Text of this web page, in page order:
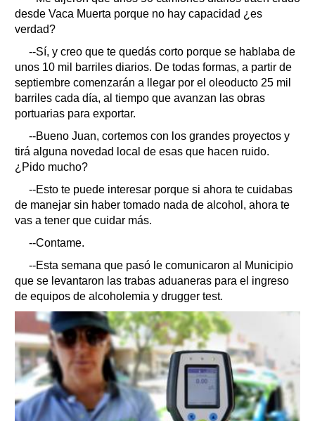
desde Vaca Muerta porque no hay capacidad ¿es
verdad?
--Sí, y creo que te quedás corto porque se hablaba de
unos 10 mil barriles diarios. De todas formas, a partir de
septiembre comenzarán a llegar por el oleoducto 25 mil
barriles cada día, al tiempo que avanzan las obras
portuarias para exportar.
--Bueno Juan, cortemos con los grandes proyectos y
tirá alguna novedad local de esas que hacen ruido.
¿Pido mucho?
--Esto te puede interesar porque si ahora te cuidabas
de manejar sin haber tomado nada de alcohol, ahora te
vas a tener que cuidar más.
--Contame.
--Esta semana que pasó le comunicaron al Municipio
que se levantaron las trabas aduaneras para el ingreso
de equipos de alcoholemia y drugger test.